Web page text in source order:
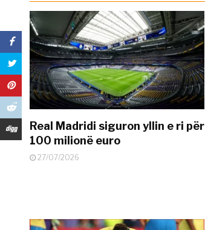
Real Madridi siguron yllin e ri për
100 milionë euro
27/07/2026